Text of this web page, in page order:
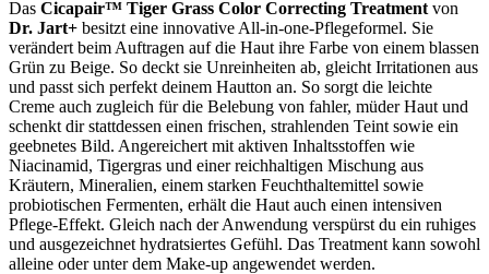
Das Cicapair™ Tiger Grass Color Correcting Treatment von
Dr. Jart+ besitzt eine innovative All-in-one-Pflegeformel. Sie
verändert beim Auftragen auf die Haut ihre Farbe von einem blassen
Grün zu Beige. So deckt sie Unreinheiten ab, gleicht Irritationen aus
und passt sich perfekt deinem Hautton an. So sorgt die leichte
Creme auch zugleich für die Belebung von fahler, müder Haut und
schenkt dir stattdessen einen frischen, strahlenden Teint sowie ein
geebnetes Bild. Angereichert mit aktiven Inhaltsstoffen wie
Niacinamid, Tigergras und einer reichhaltigen Mischung aus
Kräutern, Mineralien, einem starken Feuchthaltemittel sowie
probiotischen Fermenten, erhält die Haut auch einen intensiven
Pflege-Effekt. Gleich nach der Anwendung verspürst du ein ruhiges
und ausgezeichnet hydratsiertes Gefühl. Das Treatment kann sowohl
alleine oder unter dem Make-up angewendet werden.